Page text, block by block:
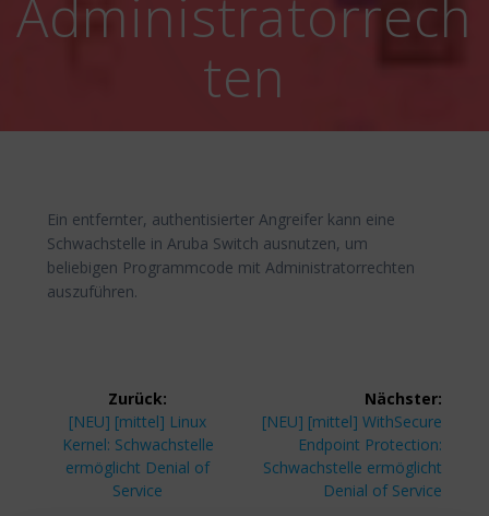
Administratorrech
ten
Ein entfernter, authentisierter Angreifer kann eine
Schwachstelle in Aruba Switch ausnutzen, um
beliebigen Programmcode mit Administratorrechten
auszuführen.
Beitragsnavigation
Zurück:
Vorheriger
Beitrag:
[NEU] [mittel] Linux
Kernel: Schwachstelle
ermöglicht Denial of
Service
Nächster:
Nächster
Beitrag:
[NEU] [mittel] WithSecure
Endpoint Protection:
Schwachstelle ermöglicht
Denial of Service